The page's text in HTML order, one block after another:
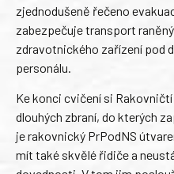
zjednodušeně řečeno
zabezpečuje transport
zdravotnického zařízení pod
personálu.
Ke konci cvičení si
dlouhých zbraní, do kterých
je rakovnický PrPodNS
mít také skvělé řidiče a